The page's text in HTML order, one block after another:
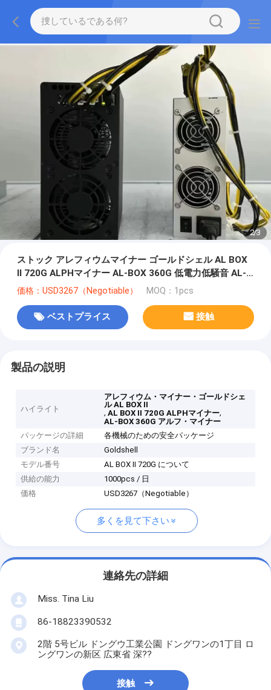
2/3
ストック アレフィウムマイナー ゴールドシェル AL BOX
II 720G ALPHマイナー AL-BOX 360G 低電力低騒音 AL-
BOX II
価格：USD3267（Negotiable） MOQ：1pcs
ベストプライス 接触
製品の説明
ハイライト
アレフィウム・マイナー・ゴールドシェ
ル AL BOX II
,AL BOX II 720G ALPHマイナー,
AL-BOX 360G アルフ・マイナー
パッケージの詳細
各機械のための安全パッケージ
ブランド名
Goldshell
モデル番号
AL BOX II 720G について
供給の能力
1000pcs / 日
価格
USD3267（Negotiable）
多くを見て下さい
連絡先の詳細
Miss. Tina Liu
86-18823390532
2階 5号ビル ドングウ工業公園 ドングワンの1丁目 ロ
ングワンの新区 広東省 深??
接触